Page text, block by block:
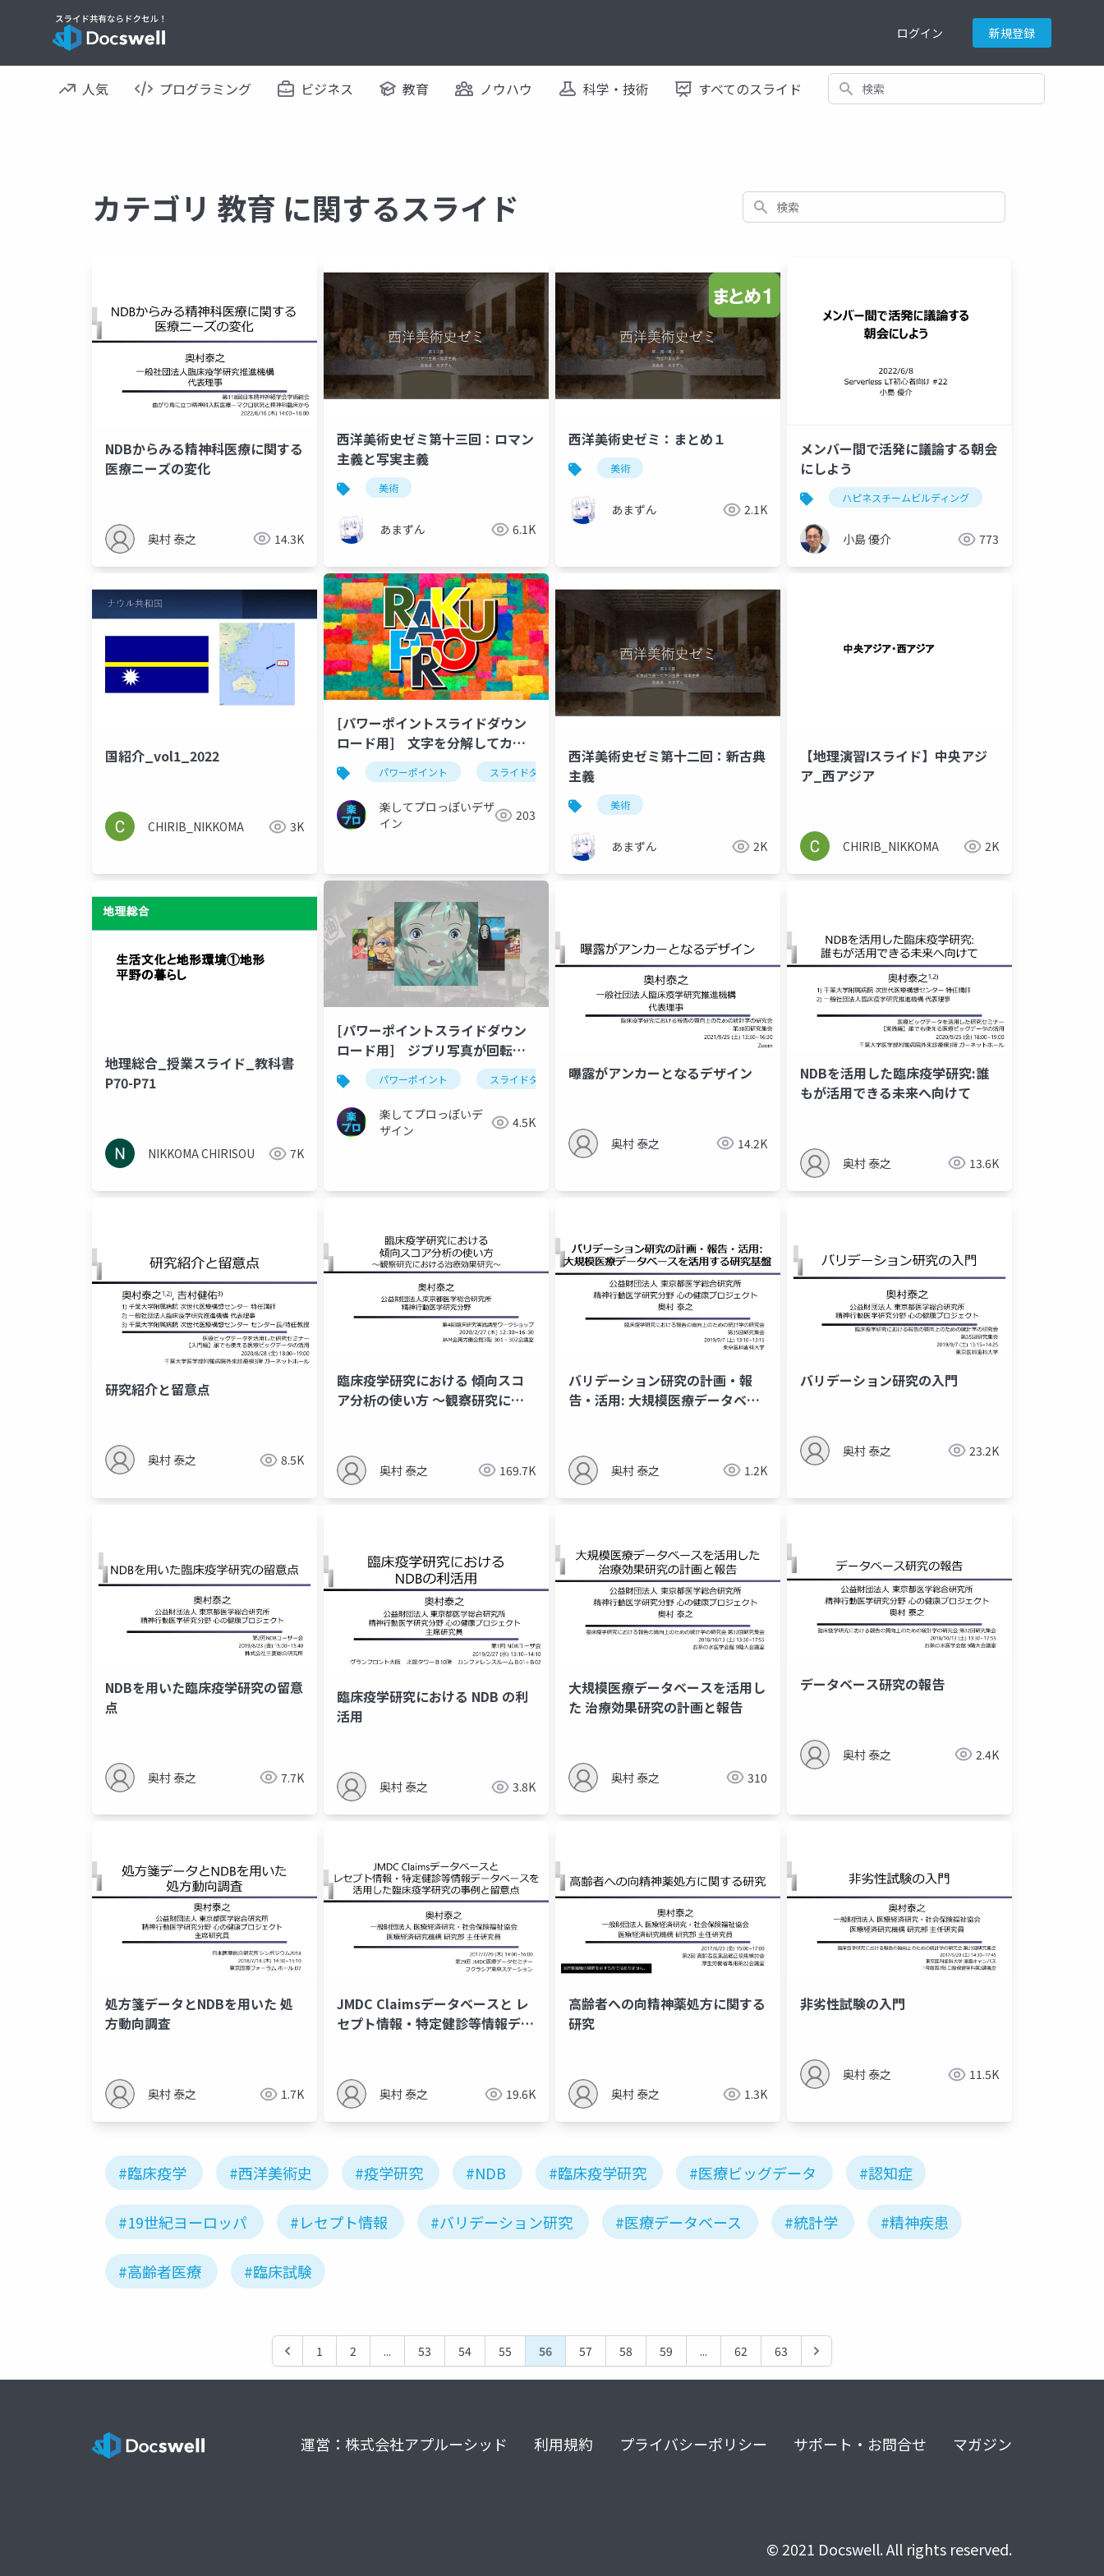
ログイン 新規登録
人気 プログラミング ビジネス 教育 ノウハウ 科学・技術 すべてのスライド 検索
カテゴリ 教育 に関するスライド 検索
NDBからみる精神科医療に関する
医療ニーズの変化
奥村 泰之 14.3K
西洋美術史ゼミ第十三回：ロマン
主義と写実主義
美術
あまずん 6.1K
西洋美術史ゼミ：まとめ１
美術
あまずん 2.1K
メンバー間で活発に議論する朝会
にしよう
ハピネスチームビルディング
小島 優介 773
国紹介_vol1_2022
CHIRIB_NIKKOMA 3K
[パワーポイントスライドダウン
ロード用] 文字を分解してカラ
フルなデザインに装飾する方法
パワーポイント スライドダウンロード
楽してプロっぽいデザ
イン
203
西洋美術史ゼミ第十二回：新古典
主義
美術
あまずん 2K
【地理演習Ⅰスライド】中央アジ
ア_西アジア
CHIRIB_NIKKOMA 2K
地理総合_授業スライド_教科書
P70-P71
NIKKOMA CHIRISOU 7K
[パワーポイントスライドダウン
ロード用] ジブリ写真が回転す
るアニメーションの作り方・パワ
ポの図形と図の違いについて解説
パワーポイント スライドダウンロード youtube アニメーション
楽してプロっぽいデ
ザイン
4.5K
曝露がアンカーとなるデザイン
奥村 泰之 14.2K
NDBを活用した臨床疫学研究:誰
もが活用できる未来へ向けて
奥村 泰之 13.6K
研究紹介と留意点
奥村 泰之 8.5K
臨床疫学研究における 傾向スコ
ア分析の使い⽅ 〜観察研究にお
奥村 泰之 169.7K
バリデーション研究の計画・報
告・活⽤: ⼤規模医療データベー
奥村 泰之 1.2K
バリデーション研究の⼊⾨
奥村 泰之 23.2K
NDBを⽤いた臨床疫学研究の留意
点
奥村 泰之 7.7K
臨床疫学研究における NDB の利
活用
奥村 泰之 3.8K
⼤規模医療データベースを活⽤し
た 治療効果研究の計画と報告
奥村 泰之 310
データベース研究の報告
奥村 泰之 2.4K
処⽅箋データとNDBを⽤いた 処
⽅動向調査
奥村 泰之 1.7K
JMDC Claimsデータベースと レ
セプト情報・特定健診等情報デー
奥村 泰之 19.6K
⾼齢者への向精神薬処⽅に関する
研究
奥村 泰之 1.3K
⾮劣性試験の⼊⾨
奥村 泰之 11.5K
#臨床疫学 #西洋美術史 #疫学研究 #NDB #臨床疫学研究 #医療ビッグデータ #認知症
#19世紀ヨーロッパ #レセプト情報 #バリデーション研究 #医療データベース #統計学 #精神疾患
#高齢者医療 #臨床試験
1 2 ... 53 54 55 56 57 58 59 ... 62 63
運営：株式会社アプルーシッド 利用規約 プライバシーポリシー サポート・お問合せ マガジン
© 2021 Docswell. All rights reserved.